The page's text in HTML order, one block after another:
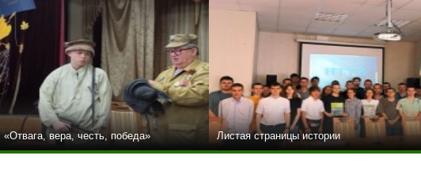
«Отвага, вера, честь, победа» Листая страницы истории